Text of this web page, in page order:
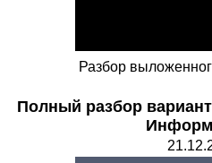
Разбор
Полный разбор